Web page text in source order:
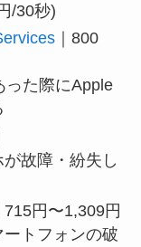
/30秒)
｜800
った際にApple
故障・紛失し
715円〜1,309円
ートフォンの破